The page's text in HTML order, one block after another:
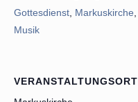
Gottesdienst Markuskirche
Musik
VERANSTALTUNGSORT